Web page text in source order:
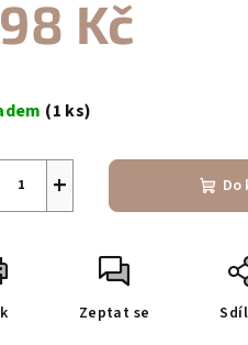
Kč
(1 ks)
+ Do
Zeptat se